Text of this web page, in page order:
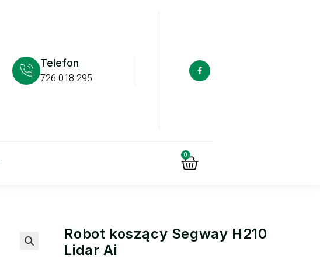
Telefon
726 018 295
0
Robot koszący Segway H210
Lidar Ai